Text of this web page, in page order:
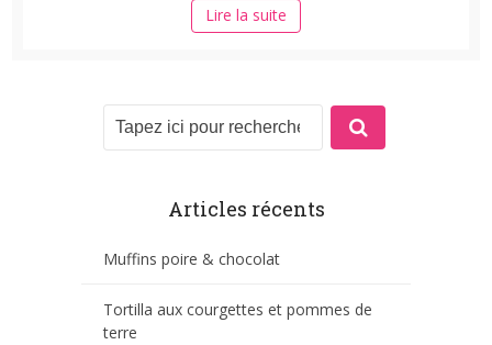
Lire la suite
Articles récents
Muffins poire & chocolat
Tortilla aux courgettes et pommes de
terre